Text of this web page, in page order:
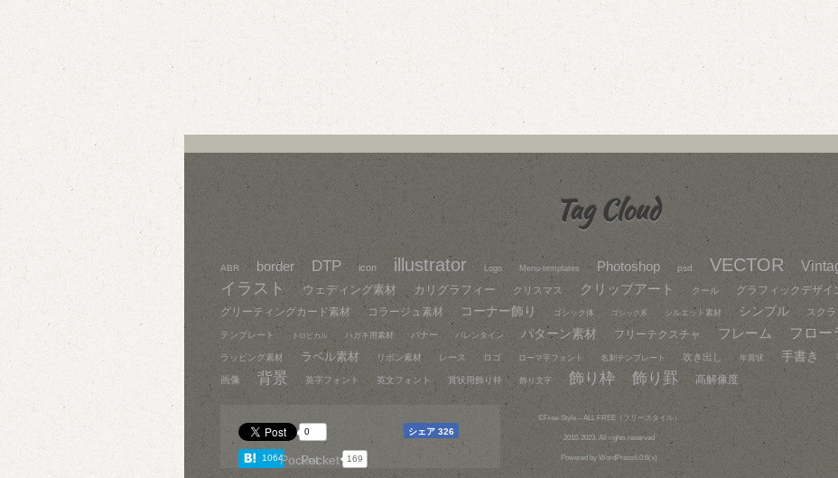
Tag Cloud
ABR border DTP icon illustrator Logo Menu-templates Photoshop psd VECTOR
イラスト ウェディング素材 カリグラフィー クリスマス クリップアート クール グラフィックデザイ
グリーティングカード素材 コラージュ素材 コーナー飾り ゴシック体 ゴシック系 シルエット素材 シンプル スク
テンプレート トロピカル ハガキ用素材 バナー バレンタイン パターン素材 フリーテクスチャ フレーム フロー
ラッピング素材 ラベル素材 リボン素材 レース ロゴ ローマ字フォント 名刺テンプレート 吹き出し 年賀状 手書き
画像 背景 英字フォント 英文フォント 賞状用飾り枠 飾り文字 飾り枠 飾り罫 高解像度
©Free-Style – ALL FREE（フリースタイル）
2010-2023. All rights reserved
Powered by WordPress6.0.6(x)
0 シェア 326
1064 Pocket
Pocket 169
169